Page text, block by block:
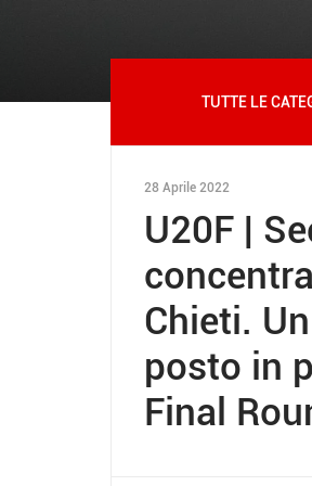
TUTTE LE
28 Aprile 2022
U20F |
Chieti.
posto in
Final